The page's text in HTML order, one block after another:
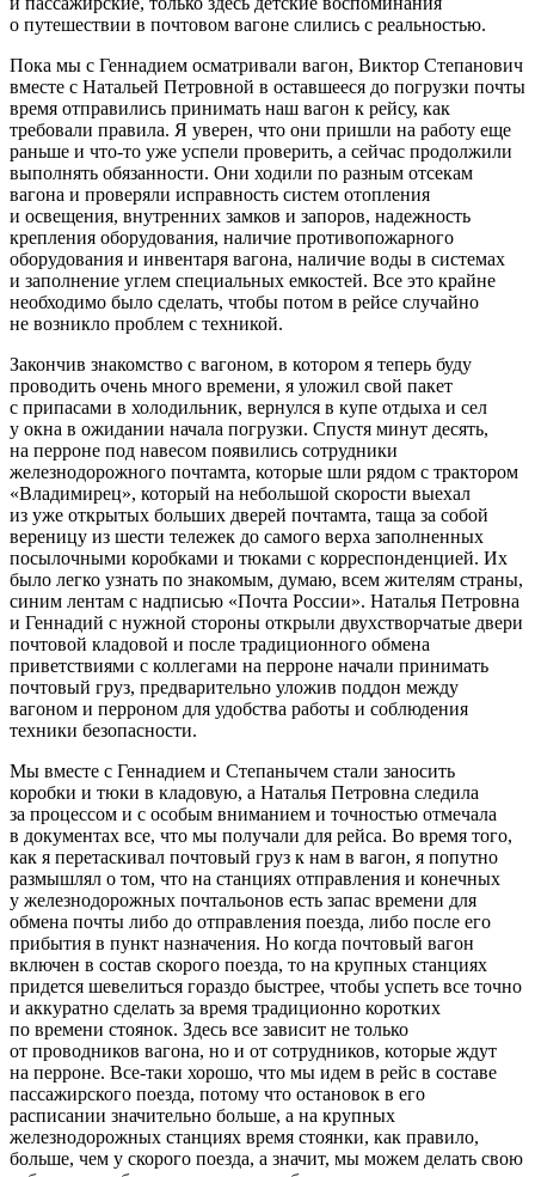
о путешествии в почтовом вагоне слились с реальностью.
Пока мы с Геннадием осматривали вагон, Виктор Степанович
вместе с Натальей Петровной в оставшееся до погрузки почты
время отправились принимать наш вагон к рейсу, как
требовали правила. Я уверен, что они пришли на работу еще
раньше и что-то уже успели проверить, а сейчас продолжили
выполнять обязанности. Они ходили по разным отсекам
вагона и проверяли исправность систем отопления
и освещения, внутренних замков и запоров, надежность
крепления оборудования, наличие противопожарного
оборудования и инвентаря вагона, наличие воды в системах
и заполнение углем специальных емкостей. Все это крайне
необходимо было сделать, чтобы потом в рейсе случайно
не возникло проблем с техникой.
Закончив знакомство с вагоном, в котором я теперь буду
проводить очень много времени, я уложил свой пакет
с припасами в холодильник, вернулся в купе отдыха и сел
у окна в ожидании начала погрузки. Спустя минут десять,
на перроне под навесом появились сотрудники
железнодорожного почтамта, которые шли рядом с трактором
«Владимирец», который на небольшой скорости выехал
из уже открытых больших дверей почтамта, таща за собой
вереницу из шести тележек до самого верха заполненных
посылочными коробками и тюками с корреспонденцией. Их
было легко узнать по знакомым, думаю, всем жителям страны,
синим лентам с надписью «Почта России». Наталья Петровна
и Геннадий с нужной стороны открыли двухстворчатые двери
почтовой кладовой и после традиционного обмена
приветствиями с коллегами на перроне начали принимать
почтовый груз, предварительно уложив поддон между
вагоном и перроном для удобства работы и соблюдения
техники безопасности.
Мы вместе с Геннадием и Степанычем стали заносить
коробки и тюки в кладовую, а Наталья Петровна следила
за процессом и с особым вниманием и точностью отмечала
в документах все, что мы получали для рейса. Во время того,
как я перетаскивал почтовый груз к нам в вагон, я попутно
размышлял о том, что на станциях отправления и конечных
у железнодорожных почтальонов есть запас времени для
обмена почты либо до отправления поезда, либо после его
прибытия в пункт назначения. Но когда почтовый вагон
включен в состав скорого поезда, то на крупных станциях
придется шевелиться гораздо быстрее, чтобы успеть все точно
и аккуратно сделать за время традиционно коротких
по времени стоянок. Здесь все зависит не только
от проводников вагона, но и от сотрудников, которые ждут
на перроне. Все-таки хорошо, что мы идем в рейс в составе
пассажирского поезда, потому что остановок в его
расписании значительно больше, а на крупных
железнодорожных станциях время стоянки, как правило,
больше, чем у скорого поезда, а значит, мы можем делать свою